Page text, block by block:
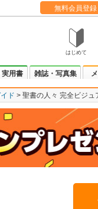
無料会員登録
はじめて
実用書 雑誌・写真集
ド 聖書の人々 完全ビジュ